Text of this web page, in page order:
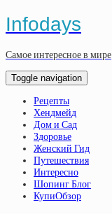
Infodays
Самое интересное в мире
Toggle navigation
Рецепты
Хендмейд
Дом и Сад
Здоровье
Женский Гид
Путешествия
Интересно
Шопинг Блог
КупиОбзор